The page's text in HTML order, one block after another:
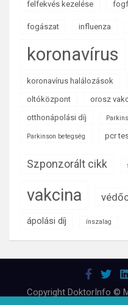
felfekvés kezelése
fogászat influenza
koronavírus
koronavírus halálozások
oltóközpont
orosz
otthonápolási díj
Parkinson betegség pcr
Szponzorált cikk
vakcina
ápolási díj ínszalag
Copyright DoktorInfo ©